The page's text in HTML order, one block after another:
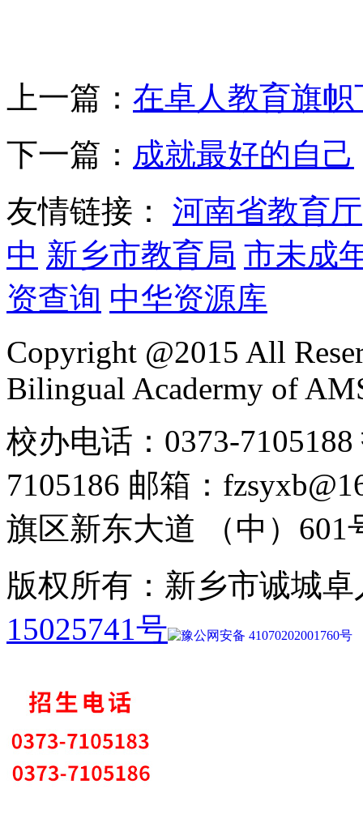
上一篇： 在卓人教育旗
下一篇： 成就最好的自己
友情链接： 河南省教育厅
中 新乡市教育局 市未成
资查询 中华资源库
Copyright @2015 All
Bilingual Acadermy of
校办电话：0373-
7105186 邮箱：
旗区新东大道 （中）601
版权所有：新乡市诚城
15025741号
豫公网安备 41070202001760号